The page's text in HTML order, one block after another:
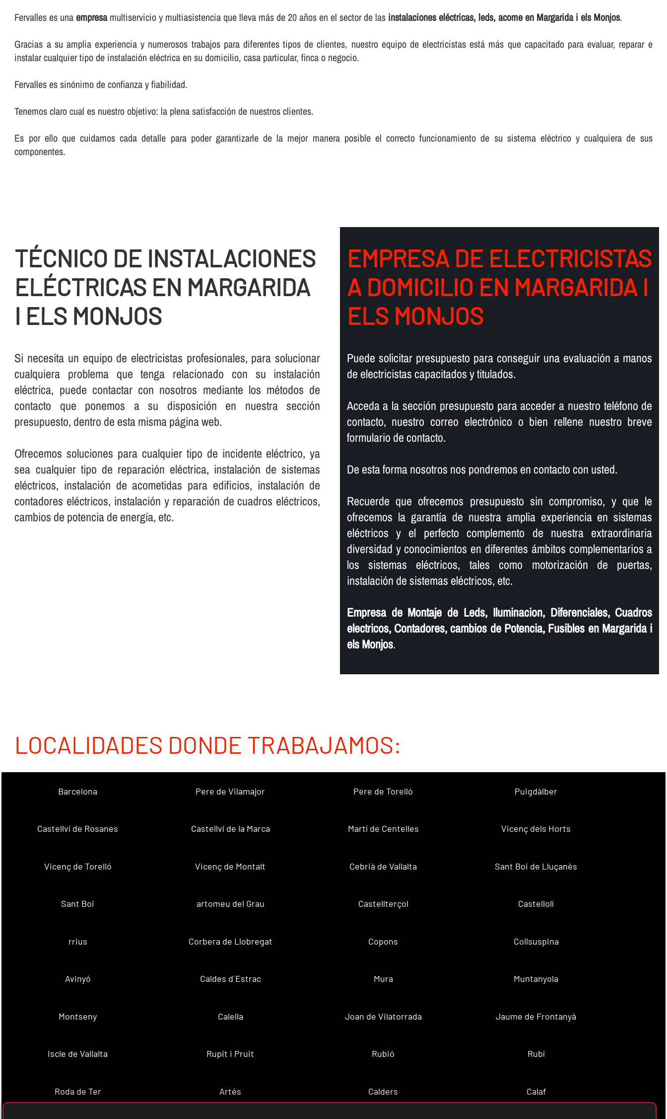
Fervalles es unaempresamultiservicio y multiasistencia que lleva más de 20 años en el sector de las instalaciones eléctricas, leds, acome en Margarida i els Monjos.
Gracias a su amplia experiencia y numerosos trabajos para diferentes tipos de clientes, nuestro equipo de electricistas está más que capacitado para evaluar, reparar e
instalar cualquier tipo de instalación eléctrica en su domicilio, casa particular, finca o negocio.
Fervalles es sinónimo de confianza y fiabilidad.
Tenemos claro cual es nuestro objetivo: la plena satisfacción de nuestros clientes.
Es por ello que cuidamos cada detalle para poder garantizarle de la mejor manera posible el correcto funcionamiento de su sistema eléctrico y cualquiera de sus
componentes.
TÉCNICO DE INSTALACIONES
ELÉCTRICAS EN MARGARIDA
I ELS MONJOS
Si necesita un equipo de electricistas profesionales, para solucionar
cualquiera problema que tenga relacionado con su instalación
eléctrica, puede contactar con nosotros mediante los métodos de
contacto que ponemos a su disposición en nuestra sección
presupuesto, dentro de esta misma página web.
Ofrecemos soluciones para cualquier tipo de incidente eléctrico, ya
sea cualquier tipo de reparación eléctrica, instalación de sistemas
eléctricos, instalación de acometidas para edificios, instalación de
contadores eléctricos, instalación y reparación de cuadros eléctricos,
cambios de potencia de energí­a, etc.
EMPRESA DE ELECTRICISTAS
A DOMICILIO EN MARGARIDA I
ELS MONJOS
Puede solicitar presupuesto para conseguir una evaluación a manos
de electricistas capacitados y titulados.
Acceda a la sección presupuesto para acceder a nuestro teléfono de
contacto, nuestro correo electrónico o bien rellene nuestro breve
formulario de contacto.
De esta forma nosotros nos pondremos en contacto con usted.
Recuerde que ofrecemos presupuesto sin compromiso, y que le
ofrecemos la garantí­a de nuestra amplia experiencia en sistemas
eléctricos y el perfecto complemento de nuestra extraordinaria
diversidad y conocimientos en diferentes ámbitos complementarios a
los sistemas eléctricos, tales como motorización de puertas,
instalación de sistemas eléctricos, etc.
Empresa de Montaje de Leds, Iluminacion, Diferenciales, Cuadros
electricos, Contadores, cambios de Potencia, Fusibles en Margarida i
els Monjos.
LOCALIDADES DONDE TRABAJAMOS:
Barcelona Pere de Vilamajor Pere de Torelló Puigdàlber
Castellví de Rosanes Castellví de la Marca Martí de Centelles Vicenç dels Horts
Vicenç de Torelló Vicenç de Montalt Cebrià de Vallalta Sant Boi de Lluçanès
Sant Boi artomeu del Grau Castellterçol Castellolí
rrius Corbera de Llobregat Copons Collsuspina
Avinyó Caldes d´Estrac Mura Muntanyola
Montseny Calella Joan de Vilatorrada Jaume de Frontanyà
Iscle de Vallalta Rupit i Pruit Rubió Rubí
Roda de Ter Artés Calders Calaf